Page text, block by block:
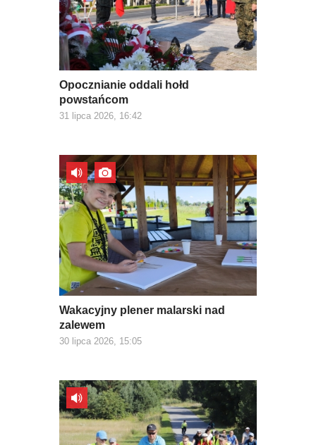
Opocznianie oddali hołd
powstańcom
31 lipca 2026, 16:42
Wakacyjny plener malarski nad
zalewem
30 lipca 2026, 15:05